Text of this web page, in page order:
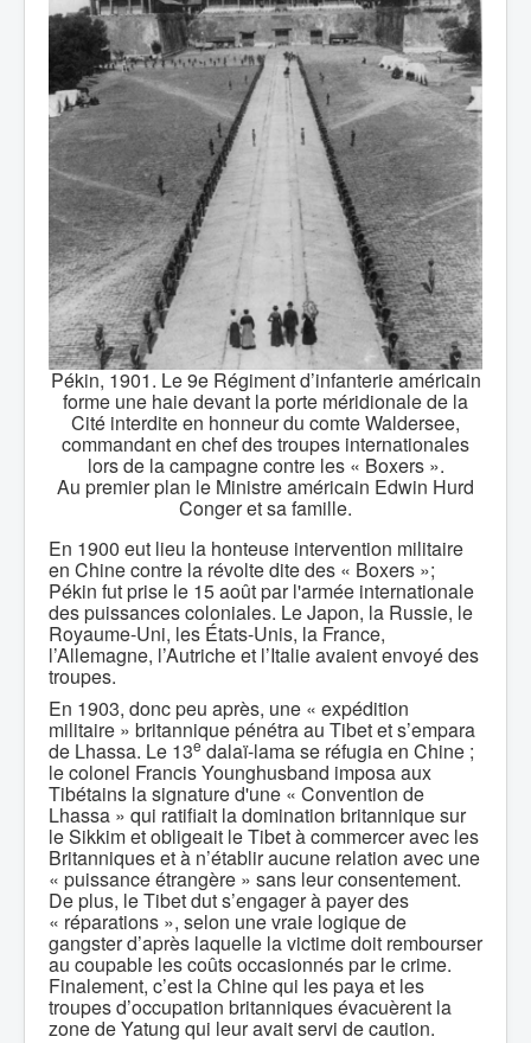
Pékin, 1901. Le 9e Régiment d’infanterie américain
forme une haie devant la porte méridionale de la
Cité interdite en honneur du comte Waldersee,
commandant en chef des troupes internationales
lors de la campagne contre les « Boxers ».
Au premier plan le Ministre américain Edwin Hurd
Conger et sa famille.
En 1900 eut lieu la honteuse intervention militaire
en Chine contre la révolte dite des « Boxers »;
Pékin fut prise le 15 août par l'armée internationale
des puissances coloniales. Le Japon, la Russie, le
Royaume-Uni, les États-Unis, la France,
l’Allemagne, l’Autriche et l’Italie avaient envoyé des
troupes.
En 1903, donc peu après, une « expédition
militaire » britannique pénétra au Tibet et s’empara
de Lhassa. Le 13e dalaï-lama se réfugia en Chine ;
le colonel Francis Younghusband imposa aux
Tibétains la signature d'une « Convention de
Lhassa » qui ratifiait la domination britannique sur
le Sikkim et obligeait le Tibet à commercer avec les
Britanniques et à n’établir aucune relation avec une
« puissance étrangère » sans leur consentement.
De plus, le Tibet dut s’engager à payer des
« réparations », selon une vraie logique de
gangster d’après laquelle la victime doit rembourser
au coupable les coûts occasionnés par le crime.
Finalement, c’est la Chine qui les paya et les
troupes d’occupation britanniques évacuèrent la
zone de Yatung qui leur avait servi de caution.